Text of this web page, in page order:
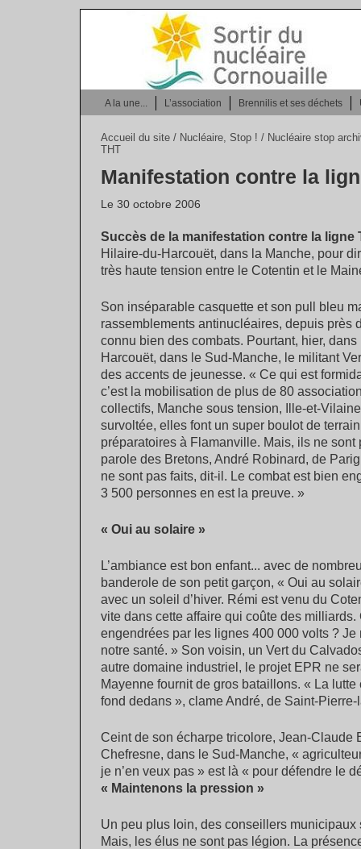
A la une... L’association Brennilis et ses déchets
Accueil du site / Nucléaire, Stop ! / Nucléaire stop
THT
Manifestation contre la
Le 30 octobre 2006
Succès de la manifestation contre la ligne
Hilaire-du-Harcouët, dans la Manche, pour
très haute tension entre le Cotentin et le
Son inséparable casquette et son pull bleu
rassemblements antinucléaires, depuis près
connu bien des combats. Pourtant, hier,
Harcouët, dans le Sud-Manche, le militant
des accents de jeunesse. « Ce qui est
c’est la mobilisation de plus de 80
collectifs, Manche sous tension, Ille-et-
survoltée, elles font un super boulot de
préparatoires à Flamanville. Mais, ils ne sont
parole des Bretons, André Robinard, de
ne sont pas faits, dit-il. Le combat est bien
3 500 personnes en est la preuve. »
« Oui au solaire »
L’ambiance est bon enfant... avec de
banderole de son petit garçon, « Oui au
avec un soleil d’hiver. Rémi est venu du
vite dans cette affaire qui coûte des
engendrées par les lignes 400 000 volts ?
notre santé. » Son voisin, un Vert du
autre domaine industriel, le projet EPR ne
Mayenne fournit de gros bataillons. « La
fond dedans », clame André, de Saint-Pierre-
Ceint de son écharpe tricolore, Jean-Claude
Chefresne, dans le Sud-Manche, «
je n’en veux pas » est là « pour défendre le
« Maintenons la pression »
Un peu plus loin, des conseillers
Mais, les élus ne sont pas légion. La